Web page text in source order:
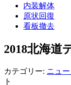
内装解体
原状回復
看板撤去
2018北海道
カテゴリー: ニュ
ト